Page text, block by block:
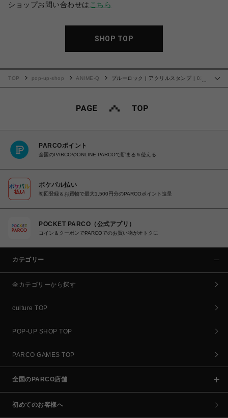
ショップお問い合わせは こちら
SHOP TOP
TOP pop-up-shop ANIME-Q
ブルーロック | アクリルスタンプ | 02.
PARCOポイント
全国のPARCOやONLINE PARCOで貯まる＆使える
ポケパル払い
初回登録＆お買物で最大1,500円分のPARCOポイント進呈
POCKET PARCO（公式アプリ）
コイン＆クーポンでPARCOでのお買い物がオトクに
カテゴリー
全カテゴリーから探す
culture TOP
POP-UP SHOP TOP
PARCO GAMES TOP
全国のPARCO店舗
初めてのお客様へ